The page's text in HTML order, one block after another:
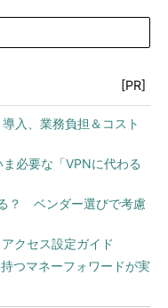
[PR]
入、業務負担＆コスト
必要な「VPNに代わる
？ ベンダー選びで考慮
クセス設定ガイド
つマネーフォワードが実